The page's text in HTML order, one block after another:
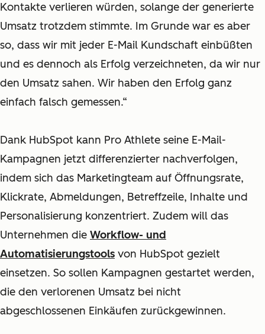
Kontakte verlieren würden, solange der generierte
Umsatz trotzdem stimmte. Im Grunde war es aber
so, dass wir mit jeder E-Mail Kundschaft einbüßten
und es dennoch als Erfolg verzeichneten, da wir nur
den Umsatz sahen. Wir haben den Erfolg ganz
einfach falsch gemessen.“
Dank HubSpot kann Pro Athlete seine E-Mail-
Kampagnen jetzt differenzierter nachverfolgen,
indem sich das Marketingteam auf Öffnungsrate,
Klickrate, Abmeldungen, Betreffzeile, Inhalte und
Personalisierung konzentriert. Zudem will das
Unternehmen die Workflow- und
Automatisierungstools von HubSpot gezielt
einsetzen. So sollen Kampagnen gestartet werden,
die den verlorenen Umsatz bei nicht
abgeschlossenen Einkäufen zurückgewinnen.